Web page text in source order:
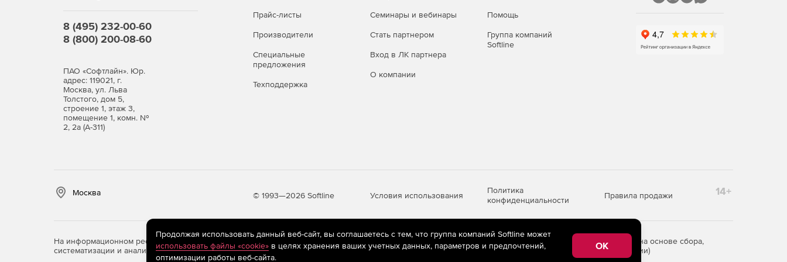
Только онлайн
Только в локальной
облаке
Редактор текстов ✔
Редактор таблиц
Редактор
презентаций
CRM ✔ ✔
✔ - -
Календарь -
8 (495) 232-00-60
8 (800) 200-08-60
ПАО «Софтлайн». Юр.
адрес: 119021, г.
Москва, ул. Льва
Толстого, дом 5,
строение 1, этаж 3,
помещение 1, комн. №
2, 2а (А-311)
Прайс-листы
Производители
Специальные
предложения
Техподдержка
Семинары и вебинары
Стать партнером
Вход в ЛК партнера
О компании
Помощь
Группа компаний
Softline
Москва © 1993—2026 Softline Условия использования
Политика
конфиденциальности
Правила продажи 14+
На информационном ресурсе store.softline.ru применяются рекомендательные технологии
(информационные технологии предоставления информации на основе сбора,
систематизации и анализа сведений, относящихся к предпочтениям пользователей сети «Интернет», находящихся на территории Российской Федерации)
Продолжая использовать данный веб-сайт, вы соглашаетесь с тем, что группа компаний Softline может
использовать файлы «cookie»в целях хранения ваших учетных данных, параметров и предпочтений,
оптимизации работы веб-сайта.
OK